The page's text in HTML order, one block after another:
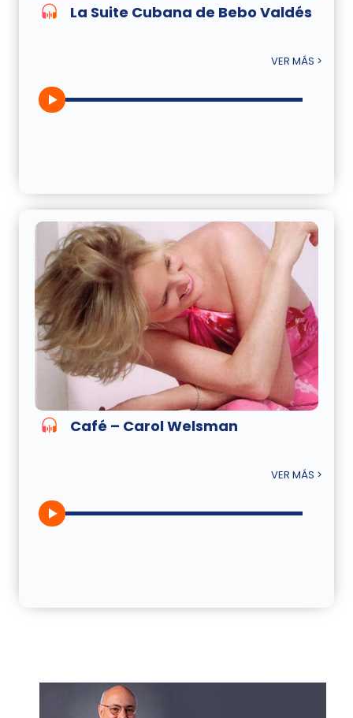
La Suite Cubana de Bebo Valdés
VER MÁS >
Café – Carol Welsman
VER MÁS >